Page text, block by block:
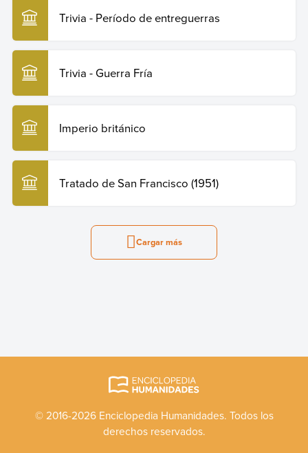
Trivia - Período de entreguerras
Trivia - Guerra Fría
Imperio británico
Tratado de San Francisco (1951)
Cargar más
© 2016-2026 Enciclopedia Humanidades. Todos los
derechos reservados.